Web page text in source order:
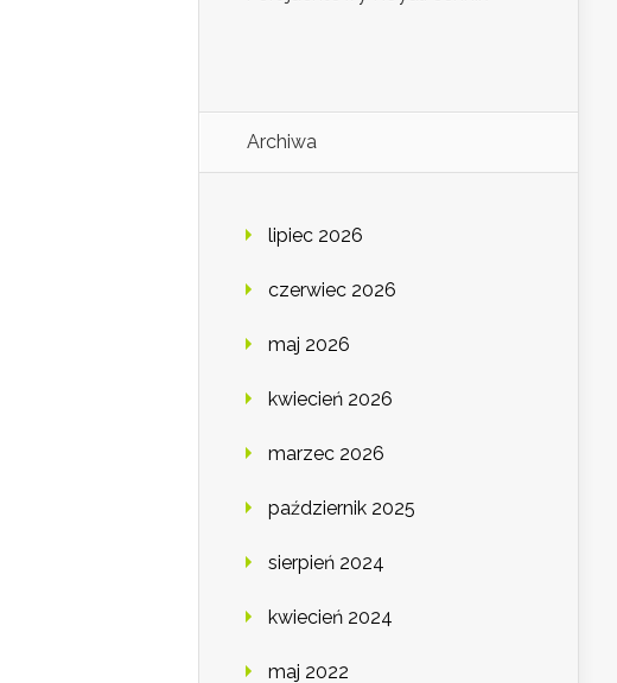
Archiwa
lipiec 2026
czerwiec 2026
maj 2026
kwiecień 2026
marzec 2026
październik 2025
sierpień 2024
kwiecień 2024
maj 2022